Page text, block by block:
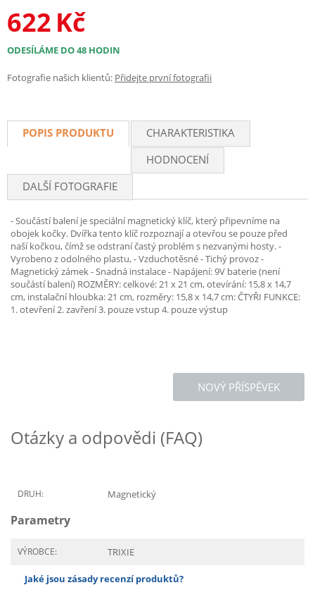
622 Kč
ODESÍLÁME DO 48 HODIN
Fotografie našich klientů: Přidejte první fotografii
POPIS PRODUKTU
CHARAKTERISTIKA
HODNOCENÍ
DALŠÍ FOTOGRAFIE
- Součástí balení je speciální magnetický klíč, který připevníme na
obojek kočky. Dvířka tento klíč rozpoznají a otevřou se pouze před
naší kočkou, čímž se odstraní častý problém s nezvanými hosty. -
Vyrobeno z odolného plastu, - Vzduchotěsné - Tichý provoz -
Magnetický zámek - Snadná instalace - Napájení: 9V baterie (není
součástí balení) ROZMĚRY: celkové: 21 x 21 cm, otevírání: 15,8 x 14,7
cm, instalační hloubka: 21 cm, rozměry: 15,8 x 14,7 cm: ČTYŘI FUNKCE:
1. otevření 2. zavření 3. pouze vstup 4. pouze výstup
NOVÝ PŘÍSPĚVEK
Otázky a odpovědi (FAQ)
DRUH: Magnetický
Parametry
VÝROBCE: TRIXIE
Jaké jsou zásady recenzí produktů?